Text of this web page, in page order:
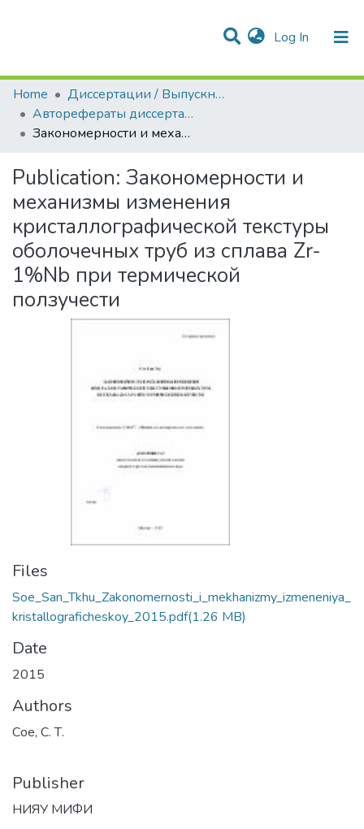
Log In (current)
Communities & Collections
Statistics
All of DSpace
Home
Диссертации / Выпускные квалификационные работы
Авторефераты диссертаций
Закономерности и механизмы изменения кристаллографической текстуры оболочечных труб из сплава Zr-1%Nb при термической ползучести
Publication: Закономерности и
механизмы изменения
кристаллографической текстуры
оболочечных труб из сплава Zr-
1%Nb при термической
ползучести
Files
Soe_San_Tkhu_Zakonomernosti_i_mekhanizmy_izmeneniya_
kristallograficheskoy_2015.pdf(1.26 MB)
Date
2015
Authors
Сое, С. Т.
Publisher
НИЯУ МИФИ